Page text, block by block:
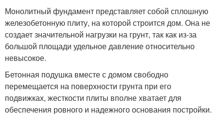
Монолитный фундамент представляет собой сплошную
железобетонную плиту, на которой строится дом. Она не
создает значительной нагрузки на грунт, так как из-за
большой площади удельное давление относительно
невысокое.
Бетонная подушка вместе с домом свободно
перемещается на поверхности грунта при его
подвижках, жесткости плиты вполне хватает для
обеспечения ровного и надежного основания постройки.